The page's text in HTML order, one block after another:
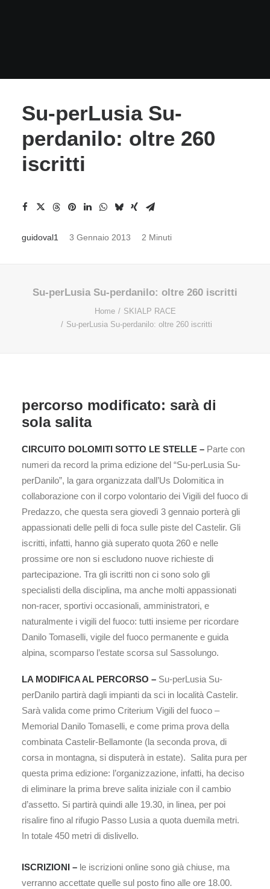
Su-perLusia Su-
perdanilo: oltre 260
iscritti
guidoval1 3 Gennaio 2013 2 Minuti
Su-perLusia Su-perdanilo: oltre 260 iscritti
Home
SKIALP RACE
Su-perLusia Su-perdanilo: oltre 260 iscritti
percorso modificato: sarà di
sola salita
CIRCUITO DOLOMITI SOTTO LE STELLE – Parte con
numeri da record la prima edizione del “Su-perLusia Su-
perDanilo”, la gara organizzata dall’Us Dolomitica in
collaborazione con il corpo volontario dei Vigili del fuoco di
Predazzo, che questa sera giovedì 3 gennaio porterà gli
appassionati delle pelli di foca sulle piste del Castelir. Gli
iscritti, infatti, hanno già superato quota 260 e nelle
prossime ore non si escludono nuove richieste di
partecipazione. Tra gli iscritti non ci sono solo gli
specialisti della disciplina, ma anche molti appassionati
non-racer, sportivi occasionali, amministratori, e
naturalmente i vigili del fuoco: tutti insieme per ricordare
Danilo Tomaselli, vigile del fuoco permanente e guida
alpina, scomparso l’estate scorsa sul Sassolungo.
LA MODIFICA AL PERCORSO – Su-perLusia Su-
perDanilo partirà dagli impianti da sci in località Castelir.
Sarà valida come primo Criterium Vigili del fuoco –
Memorial Danilo Tomaselli, e come prima prova della
combinata Castelir-Bellamonte (la seconda prova, di
corsa in montagna, si disputerà in estate). Salita pura per
questa prima edizione: l’organizzazione, infatti, ha deciso
di eliminare la prima breve salita iniziale con il cambio
d’assetto. Si partirà quindi alle 19.30, in linea, per poi
risalire fino al rifugio Passo Lusia a quota duemila metri.
In totale 450 metri di dislivello.
ISCRIZIONI – le iscrizioni online sono già chiuse, ma
verranno accettate quelle sul posto fino alle ore 18.00.